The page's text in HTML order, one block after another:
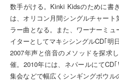
数手がける。Kinki Kidsのために書
は、オリコン月間シングルチャー
ラー曲となる。また、ワーナーミ
イターとしてマキシシングルCD｢明
2007年声と倍音のメソッドを探求
催。2010年には、ネパールにてCD
集会などで幅広くシンギングボウ